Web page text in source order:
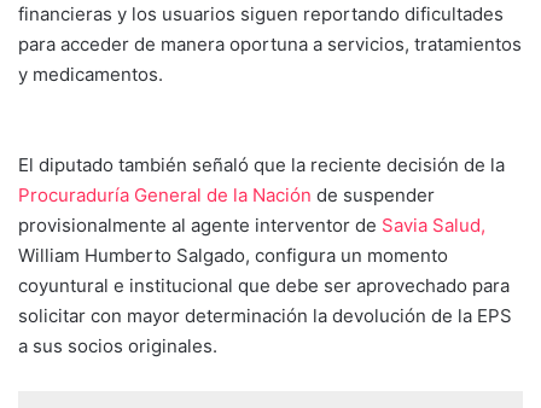
financieras y los usuarios siguen reportando dificultades
para acceder de manera oportuna a servicios, tratamientos
y medicamentos.
El diputado también señaló que la reciente decisión de la
Procuraduría General de la Nación de suspender
provisionalmente al agente interventor de Savia Salud,
William Humberto Salgado, configura un momento
coyuntural e institucional que debe ser aprovechado para
solicitar con mayor determinación la devolución de la EPS
a sus socios originales.